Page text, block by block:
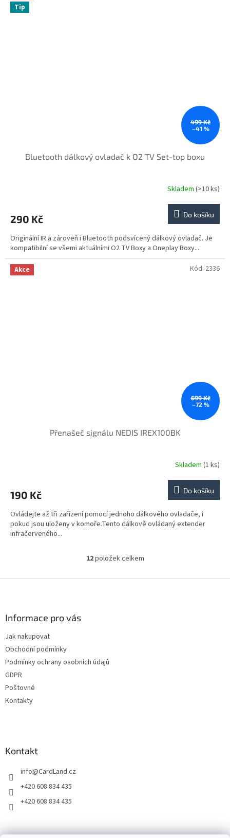
Tip
499 Kč
–41 %
Bluetooth dálkový ovladač k O2 TV Set-top boxu
Skladem (>10 ks)
290 Kč Do košíku
Originální IR a zároveň i Bluetooth podsvícený dálkový ovladač. Je
kompatibilní se všemi aktuálními O2 TV Boxy a Oneplay Boxy...
Akce
699 Kč
–72 %
Přenašeč signálu NEDIS IREX100BK
Skladem (1 ks)
190 Kč Do košíku
Ovládejte až tři zařízení pomocí jednoho dálkového ovladače, i
pokud jsou uloženy v komoře.Tento dálkově ovládaný extender
infračerveného...
Kód: 2336
O
l
12položek celkem
Informace pro vás
Jak nakupovat
Obchodní podmínky
Podmínky ochrany osobních údajů
GDPR
Poštovné
Kontakty
Kontakt
info@CardLand.cz
+420 608 834 435
+420 608 834 435